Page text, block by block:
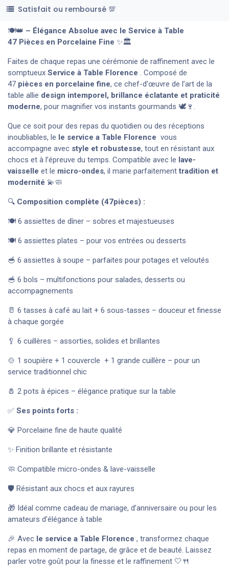
Satisfait ou remboursé 💯
🍽️👑 – Élégance Absolue avec le Service à Table
47 Pièces en Porcelaine Fine ✨🏛️
Faites de chaque repas une cérémonie de raffinement avec le
somptueux Service à Table Florence . Composé de
47 pièces en porcelaine fine, ce chef-d’œuvre de l’art de la
table allie design intemporel, brillance éclatante et praticité
moderne, pour magnifier vos instants gourmands 🕊️🍷.
Que ce soit pour des repas du quotidien ou des réceptions
inoubliables, le le service a Table Florence vous
accompagne avec style et robustesse, tout en résistant aux
chocs et à l’épreuve du temps. Compatible avec le lave-
vaisselle et le micro-ondes, il marie parfaitementtradition et
modernité 💫🧼
🔍 Composition complète (47pièces) :
🍽️ 6 assiettes de dîner – sobres et majestueuses
🍽️ 6 assiettes plates – pour vos entrées ou desserts
🥣 6 assiettes à soupe – parfaites pour potages et veloutés
🥣 6 bols – multifonctions pour salades, desserts ou
accompagnements
🥛 6 tasses à café au lait + 6 sous-tasses – douceur et finesse
à chaque gorgée
🥄 6 cuillères – assorties, solides et brillantes
🍲 1 soupière + 1 couvercle + 1 grande cuillère – pour un
service traditionnel chic
🧂 2 pots à épices – élégance pratique sur la table
✅ Ses points forts :
💎 Porcelaine fine de haute qualité
✨ Finition brillante et résistante
🧼 Compatible micro-ondes & lave-vaisselle
🛡️ Résistant aux chocs et aux rayures
🎁 Idéal comme cadeau de mariage, d’anniversaire ou pour les
amateurs d’élégance à table
🎉 Avec le service a Table Florence , transformez chaque
repas en moment de partage, de grâce et de beauté. Laissez
parler votre goût pour la finesse et le raffinement 🤍🍴